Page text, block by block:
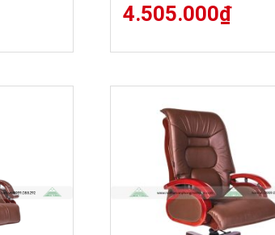
4.505.000₫